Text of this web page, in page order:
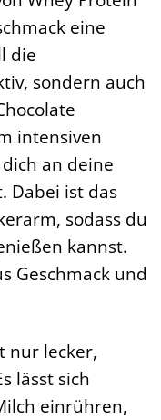
eine
die
sondern auch
intensiven
an deine
Dabei ist das
sodass du
kannst.
Geschmack und
nur lecker,
lässt sich
einrühren,